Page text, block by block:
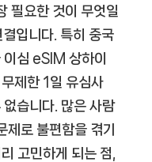
필요한 것이 무엇일
입니다. 특히 중국
심 eSIM 상하이
제한 1일 유심사
없습니다. 많은 사람
제로 불편함을 겪기
고민하게 되는 점,